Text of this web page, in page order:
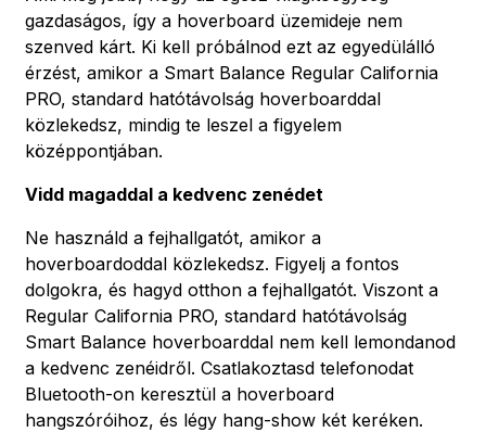
gazdaságos, így a hoverboard üzemideje nem
szenved kárt. Ki kell próbálnod ezt az egyedülálló
érzést, amikor a Smart Balance Regular California
PRO, standard hatótávolság hoverboarddal
közlekedsz, mindig te leszel a figyelem
középpontjában.
Vidd magaddal a kedvenc zenédet
Ne használd a fejhallgatót, amikor a
hoverboardoddal közlekedsz. Figyelj a fontos
dolgokra, és hagyd otthon a fejhallgatót. Viszont a
Regular California PRO, standard hatótávolság
Smart Balance hoverboarddal nem kell lemondanod
a kedvenc zenéidről. Csatlakoztasd telefonodat
Bluetooth-on keresztül a hoverboard
hangszóróihoz, és légy hang-show két keréken.